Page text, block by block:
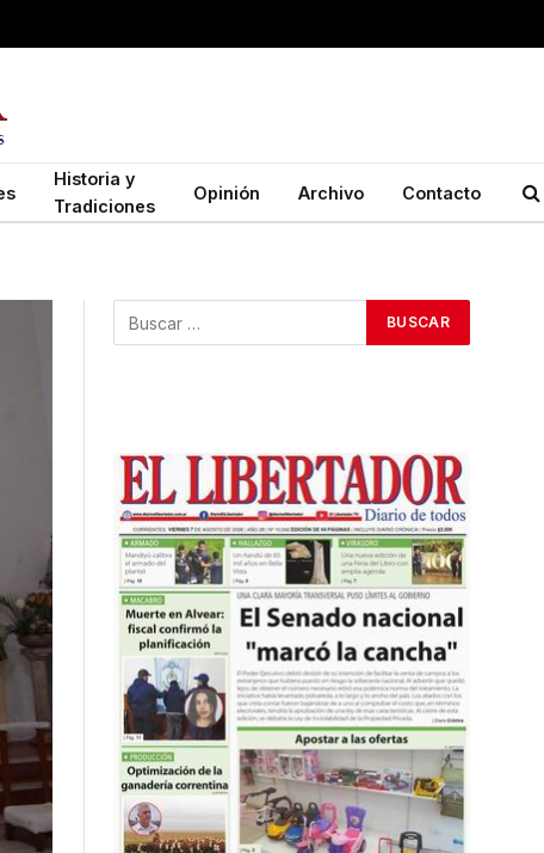
Historia y
Tradiciones
Opinión Archivo Contacto